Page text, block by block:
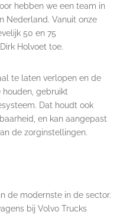
hebben we een team in
Nederland. Vanuit onze
50 en 75
Holvoet toe.
te laten verlopen en de
gebruikt
Dat houdt ook
en kan aangepast
de zorginstellingen.
de modernste in de sector.
bij Volvo Trucks